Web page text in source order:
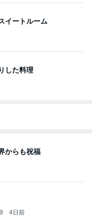
イートルーム
した料理
からも祝福
4日前